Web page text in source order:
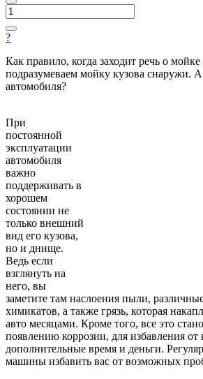
?
Как правило, когда заходит речь о
подразумеваем мойку кузова снаружи.
автомобиля?
При
постоянной
эксплуатации
автомобиля
важно
поддерживать в
хорошем
состоянии не
только внешний
вид его кузова,
но и днище.
Ведь если
взглянуть на
него, вы
заметите там наслоения пыли,
химикатов, а также грязь, которая
авто месяцами. Кроме того, все это
появлению коррозии, для избавления от
дополнительные время и деньги.
машины избавить вас от возможных